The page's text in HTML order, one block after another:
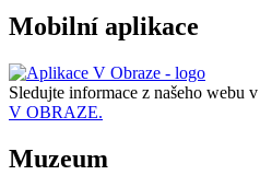
Mobilní aplikace
Sledujte informace z našeho webu v
V OBRAZE.
Muzeum